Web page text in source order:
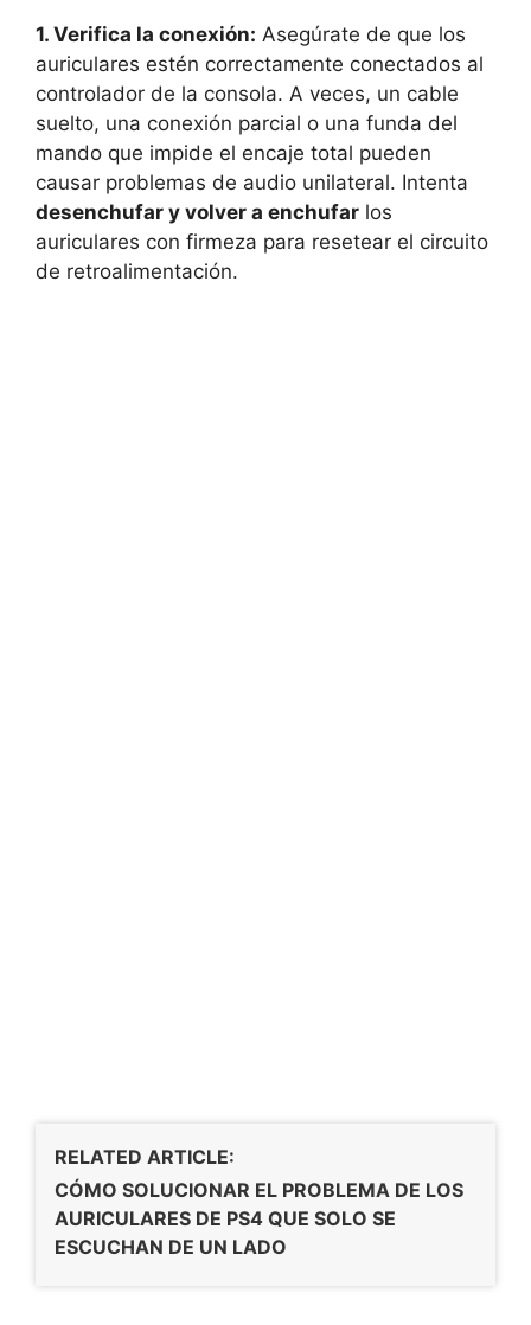
1. Verifica la conexión: Asegúrate de que los
auriculares estén correctamente conectados al
controlador de la consola. A veces, un cable
suelto, una conexión parcial o una funda del
mando que impide el encaje total pueden
causar problemas de audio unilateral. Intenta
desenchufar y volver a enchufar los
auriculares con firmeza para resetear el circuito
de retroalimentación.
RELATED ARTICLE:
CÓMO SOLUCIONAR EL PROBLEMA DE LOS
AURICULARES DE PS4 QUE SOLO SE
ESCUCHAN DE UN LADO